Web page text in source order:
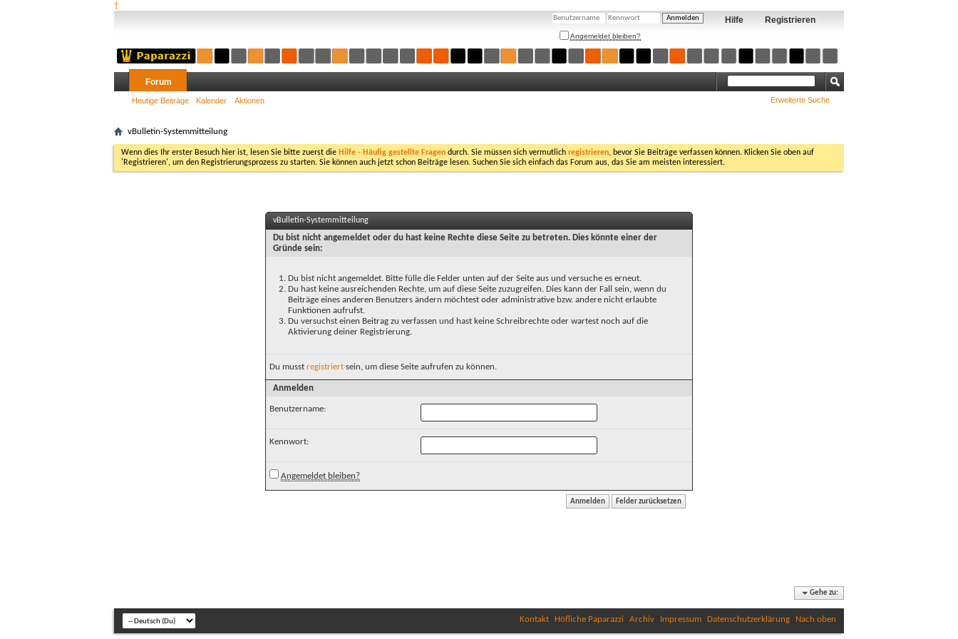
†
Registrieren
Hilfe
Angemeldet bleiben?
Forum
Heutige Beiträge Kalender Aktionen Erweiterte Suche
vBulletin-Systemmitteilung
Wenn dies Ihr erster Besuch hier ist, lesen Sie bitte zuerst die Hilfe - Häufig gestellte Fragen durch. Sie müssen sich vermutlich registrieren, bevor Sie Beiträge verfassen können. Klicken Sie oben auf
'Registrieren', um den Registrierungsprozess zu starten. Sie können auch jetzt schon Beiträge lesen. Suchen Sie sich einfach das Forum aus, das Sie am meisten interessiert.
vBulletin-Systemmitteilung
Du bist nicht angemeldet oder du hast keine Rechte diese Seite zu betreten. Dies könnte einer der
Gründe sein:
Du bist nicht angemeldet. Bitte fülle die Felder unten auf der Seite aus und versuche es erneut.
Du hast keine ausreichenden Rechte, um auf diese Seite zuzugreifen. Dies kann der Fall sein, wenn du
Beiträge eines anderen Benutzers ändern möchtest oder administrative bzw. andere nicht erlaubte
Funktionen aufrufst.
Du versuchst einen Beitrag zu verfassen und hast keine Schreibrechte oder wartest noch auf die
Aktivierung deiner Registrierung.
Du musst registriert sein, um diese Seite aufrufen zu können.
Anmelden
Benutzername:
Kennwort:
Angemeldet bleiben?
Gehe zu:
Kontakt Höfliche Paparazzi Archiv Impressum Datenschutzerklärung Nach oben